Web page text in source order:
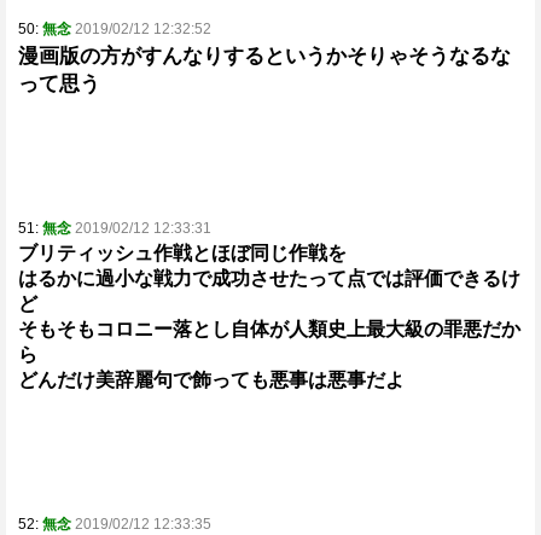
50: 無念 2019/02/12 12:32:52
漫画版の方がすんなりするというかそりゃそうなるな
って思う
51: 無念 2019/02/12 12:33:31
ブリティッシュ作戦とほぼ同じ作戦を
はるかに過小な戦力で成功させたって点では評価できるけ
ど
そもそもコロニー落とし自体が人類史上最大級の罪悪だか
ら
どんだけ美辞麗句で飾っても悪事は悪事だよ
52: 無念 2019/02/12 12:33:35